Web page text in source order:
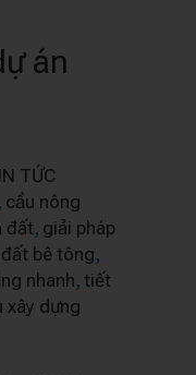
án
TỨC
, cầu nông
đất, giải pháp
bê tông,
nhanh, tiết
xây dựng